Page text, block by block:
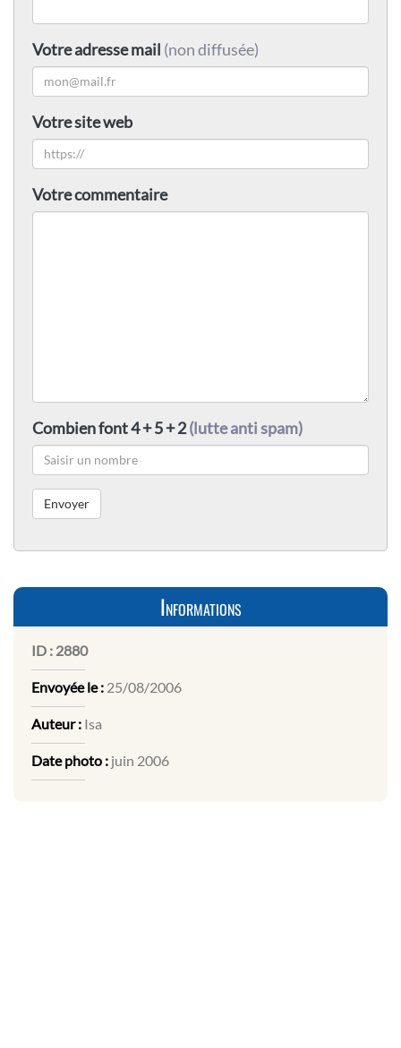
Votre adresse mail (non diffusée)
Votre site web
Votre commentaire
Combien font 4 + 5 + 2(lutte anti spam)
Informations
ID : 2880
Envoyée le : 25/08/2006
Auteur : Isa
Date photo : juin 2006